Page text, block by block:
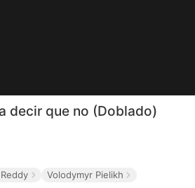
decir que no (Doblado)
Volodymyr Pielikh